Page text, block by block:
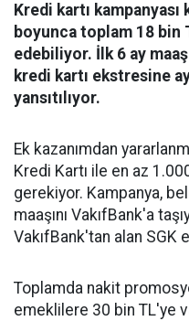
Kredi kartı
boyunca toplam 18 bin
edebiliyor. İlk 6 ay
kredi kartı ekstresine
yansıtılıyor.
Ek kazanımdan
Kredi Kartı ile en az
gerekiyor. Kampanya,
maaşını VakıfBank'a
VakıfBank'tan alan
Toplamda nakit
emeklilere 30 bin TL'ye